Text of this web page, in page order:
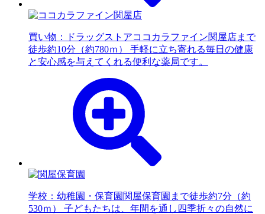
買い物：ドラッグストアココカラファイン関屋店まで
徒歩約10分（約780ｍ） 手軽に立ち寄れる毎日の健康
と安心感を与えてくれる便利な薬局です。
学校：幼稚園・保育園 関屋保育園まで徒歩約7分（約
530ｍ） 子どもたちは、年間を通し四季折々の自然に